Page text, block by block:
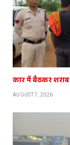
कार में बैठकर शराब
AUGUST 7, 2026